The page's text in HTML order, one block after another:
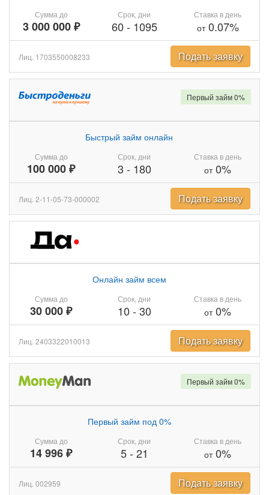
Сумма до
3 000 000 ₽
Срок, дни
60 - 1095
Ставка в день
от0.07%
Лиц. 1703550008233 Подать заявку
Сумма до
100 000 ₽
Быстрый займ онлайн
Срок, дни
3 - 180
Ставка в день
от0%
Первый займ 0%
Лиц. 2-11-05-73-000002 Подать заявку
Сумма до
30 000 ₽
Онлайн займ всем
Срок, дни
10 - 30
Ставка в день
от0%
Лиц. 2403322010013 Подать заявку
Сумма до
14 996 ₽
Первый займ под 0%
Срок, дни
5- 21
Ставка в день
от0%
Первый займ 0%
Лиц. 002959 Подать заявку